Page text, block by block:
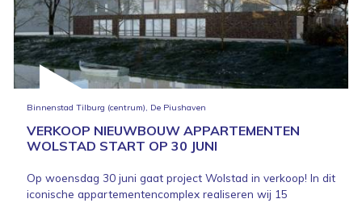
Binnenstad Tilburg (centrum), De Piushaven
VERKOOP NIEUWBOUW APPARTEMENTEN
WOLSTAD START OP 30 JUNI
Op woensdag 30 juni gaat project Wolstad in verkoop! In dit
iconische appartementencomplex realiseren wij 15